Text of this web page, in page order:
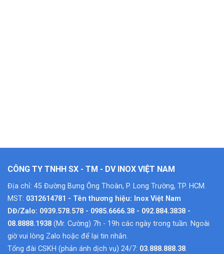
CÔNG TY TNHH SX - TM - DV INOX VIỆT NAM
Địa chỉ: 45 Đường Bưng Ông Thoàn, P. Long Trường, TP. HCM.
MST: 0312614781 - Tên thương hiệu: Inox Việt Nam
DĐ/Zalo: 0939.578.578 - 0985.6666.38 - 092.884.3838 -
08.8888.1938 (Mr. Cường) 7h - 19h các ngày trong tuần. Ngoài
giờ vui lòng Zalo hoặc để lại tin nhắn.
Tổng đài CSKH (phản ánh dịch vụ) 24/7: 03.888.888.38.